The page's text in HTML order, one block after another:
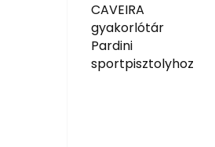
CAVEIRA
gyakorlótár
Pardini
sportpisztolyhoz